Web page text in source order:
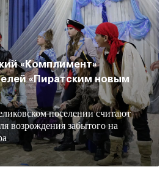
«Комплимент»
«Пиратским новым
поселении считают
возрождения забытого на